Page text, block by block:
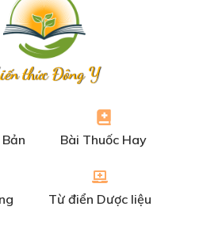
thức Đông Y
Bài Thuốc Hay
Từ điển Dược liệu